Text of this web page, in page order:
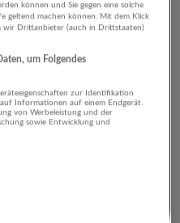
können und Sie gegen eine solche
geltend machen können. Mit dem Klick
wir Drittanbieter (auch in Drittstaaten)
um Folgendes
zur Identifikation
Informationen auf einem Endgerät.
von Werbeleistung und der
sowie Entwicklung und